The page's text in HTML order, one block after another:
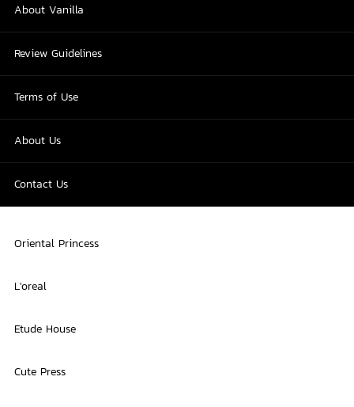
About Vanilla
Review Guidelines
Terms of Use
About Us
Contact Us
Oriental Princess
L'oreal
Etude House
Cute Press